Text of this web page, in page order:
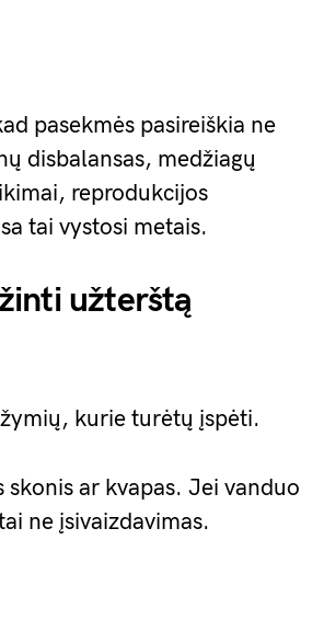
pasekmės pasireiškia ne
disbalansas, medžiagų
reprodukcijos
tai vystosi metais.
užterštą
kurie turėtų įspėti.
skonis ar kvapas. Jei vanduo
ne įsivaizdavimas.